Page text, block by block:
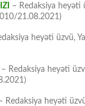
– Redaksiya heyəti
21.08.2021)
heyəti üzvü,
– Redaksiya heyəti
Redaksiya heyəti